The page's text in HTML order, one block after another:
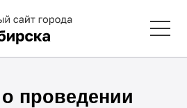
проведении